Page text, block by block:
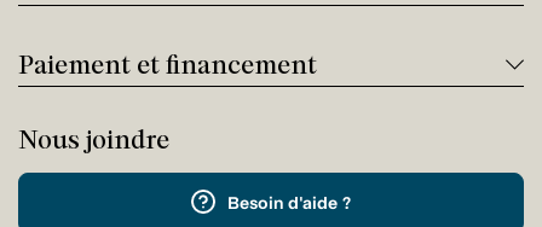
Paiement et financement
Nous joindre
Besoin d'aide ?